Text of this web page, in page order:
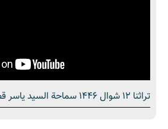
تراثنا 12 شوال 1446 سماحة السيد ياسر قطيش